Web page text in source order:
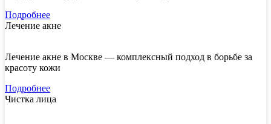
Подробнее
Лечение акне
Лечение акне в Москве — комплексный подход в борьбе за
красоту кожи
Подробнее
Чистка лица